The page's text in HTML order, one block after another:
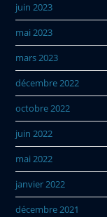
juin 2023
mai 2023
mars 2023
décembre 2022
octobre 2022
juin 2022
mai 2022
janvier 2022
décembre 2021